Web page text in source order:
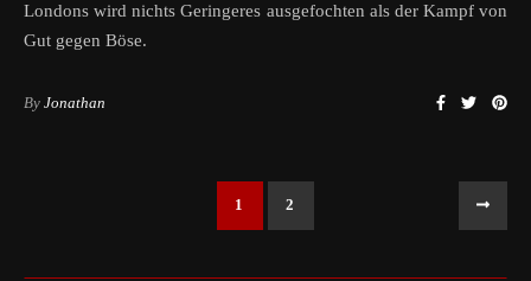
Londons wird nichts Geringeres ausgefochten als der Kampf von
Gut gegen Böse.
By Jonathan
1 2